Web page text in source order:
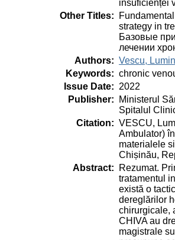
insuficienței
Other Titles:
strategy in
Базовые
лечении
Authors: Vescu,
Keywords: chronic
Issue Date: 2022
Publisher:
Ministerul
Spitalul
Citation: VESCU,
Ambulator)
materialele
Chișinău,
Abstract:
Rezumat.
tratamentul
există o
dereglărilor
chirurgicale,
CHIVA au
magistrale